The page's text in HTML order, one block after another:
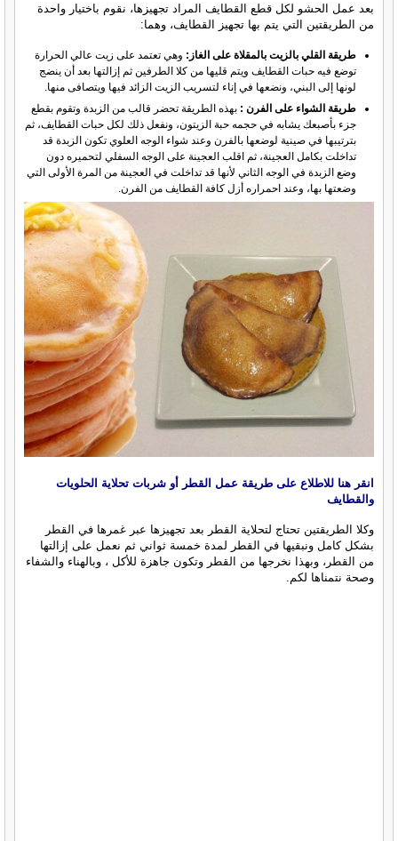
بعد عمل الحشو لكل قطع القطايف المراد تجهيزها، نقوم باختيار واحدة
من الطريقتين التي يتم بها تجهيز القطايف، وهما:
طريقة القلي بالزيت بالمقلاة على الغاز: وهي تعتمد على زيت عالي الحرارة
توضع فيه حبات القطايف ويتم قليها من كلا الطرفين ثم إزالتها بعد أن ينضج
لونها إلى البني، ونضعها في إناء لتسريب الزيت الزائد فيها ويتصافى منها.
طريقة الشواء على الفرن : بهذه الطريقة تحضر قالب من الزبدة وتقوم بقطع
جزء بأصبعك يشابه في حجمه حبة الزيتون، ونفعل ذلك لكل حبات القطايف، ثم
بترتيبها في صينية لوضعها بالفرن وعند شواء الوجه العلوي تكون الزبدة قد
تداخلت بكامل العجينة، ثم اقلب العجينة على الوجه السفلي لتحميره دون
وضع الزبدة في الوجه الثاني لأنها قد تداخلت في العجينة من المرة الأولى التي
وضعتها بها، وعند احمراره أزل كافة القطايف من الفرن.
انقر هنا للاطلاع على طريقة عمل القطر أو شربات تحلاية الحلويات
والقطايف
وكلا الطريقتين تحتاج لتحلاية القطر بعد تجهيزها عبر غمرها في القطر
بشكل كامل ونبقيها في القطر لمدة خمسة ثواني ثم نعمل على إزالتها
من القطر، وبهذا نخرجها من القطر وتكون جاهزة للأكل ، وبالهناء والشفاء
وصحة نتمناها لكم.